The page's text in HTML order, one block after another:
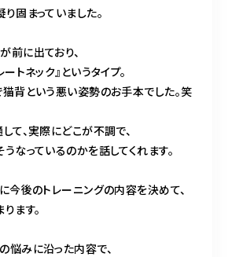
固まっていました。
前に出ており、
トネック』というタイプ。
猫背という悪い姿勢のお手本でした。笑
て、実際にどこが不調で、
なっているのかを話してくれます。
今後のトレーニングの内容を決めて、
ます。
悩みに沿った内容で、